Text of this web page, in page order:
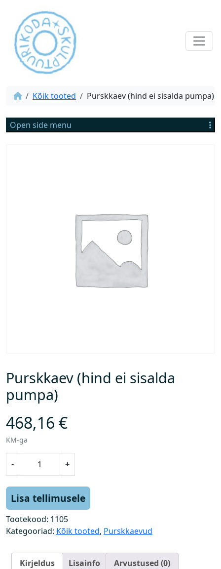
Kõik tooted Purskkaev (hind ei sisalda pumpa)
Open side menu
Purskkaev (hind ei sisalda
pumpa)
468,16 €
KM-ga
-
k
k
a
+
Lisa tellimusele
Tootekood: 1105
Kategooriad: Kõik tooted, Purskkaevud
Kirjeldus Lisainfo Arvustused (0)